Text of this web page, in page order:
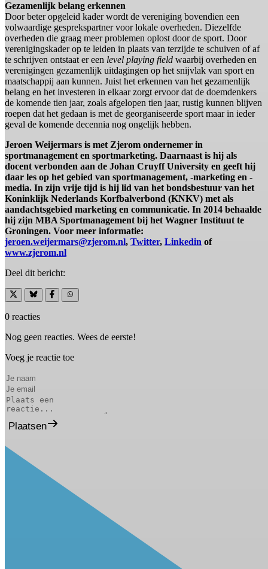
Gezamenlijk belang erkennen
Door beter opgeleid kader wordt de vereniging bovendien een
volwaardige gesprekspartner voor lokale overheden. Diezelfde
overheden die graag meer problemen oplost door de sport. Door
verenigingskader op te leiden in plaats van terzijde te schuiven of af
te schrijven ontstaat er een level playing field waarbij overheden en
verenigingen gezamenlijk uitdagingen op het snijvlak van sport en
maatschappij aan kunnen. Juist het erkennen van het gezamenlijk
belang en het investeren in elkaar zorgt ervoor dat de doemdenkers
de komende tien jaar, zoals afgelopen tien jaar, rustig kunnen blijven
roepen dat het gedaan is met de georganiseerde sport maar in ieder
geval de komende decennia nog ongelijk hebben.
Jeroen Weijermars is met Zjerom ondernemer in
sportmanagement en sportmarketing. Daarnaast is hij als
docent verbonden aan de Johan Cruyff University en geeft hij
daar les op het gebied van sportmanagement, -marketing en -
media. In zijn vrije tijd is hij lid van het bondsbestuur van het
Koninklijk Nederlands Korfbalverbond (KNKV) met als
aandachtsgebied marketing en communicatie. In 2014 behaalde
hij zijn MBA Sportmanagement bij het Wagner Instituut te
Groningen. Voor meer informatie:
jeroen.weijermars@zjerom.nl, Twitter, Linkedin of
www.zjerom.nl
Deel dit bericht:
0 reacties
Nog geen reacties. Wees de eerste!
Voeg je reactie toe
Plaatsen